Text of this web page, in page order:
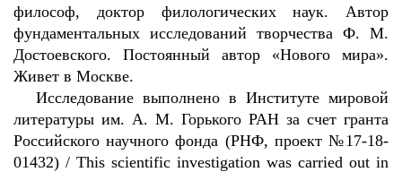
философ, доктор филологических наук. Автор
фундаментальных исследований творчества Ф. М.
Достоевского. Постоянный автор «Нового мира».
Живет в Москве.
Исследование выполнено в Институте мировой
литературы им. А. М. Горького РАН за счет гранта
Российского научного фонда (РНФ, проект№17-18-
01432) / This scientific investigation was carried out in